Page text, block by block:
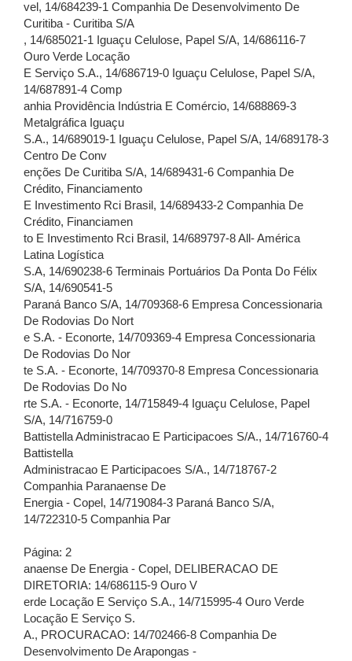
vel, 14/684239-1 Companhia De Desenvolvimento De
Curitiba - Curitiba S/A
, 14/685021-1 Iguaçu Celulose, Papel S/A, 14/686116-7
Ouro Verde Locação
E Serviço S.A., 14/686719-0 Iguaçu Celulose, Papel S/A,
14/687891-4 Comp
anhia Providência Indústria E Comércio, 14/688869-3
Metalgráfica Iguaçu
S.A., 14/689019-1 Iguaçu Celulose, Papel S/A, 14/689178-3
Centro De Conv
enções De Curitiba S/A, 14/689431-6 Companhia De
Crédito, Financiamento
E Investimento Rci Brasil, 14/689433-2 Companhia De
Crédito, Financiamen
to E Investimento Rci Brasil, 14/689797-8 All- América
Latina Logística
S.A, 14/690238-6 Terminais Portuários Da Ponta Do Félix
S/A, 14/690541-5
Paraná Banco S/A, 14/709368-6 Empresa Concessionaria
De Rodovias Do Nort
e S.A. - Econorte, 14/709369-4 Empresa Concessionaria
De Rodovias Do Nor
te S.A. - Econorte, 14/709370-8 Empresa Concessionaria
De Rodovias Do No
rte S.A. - Econorte, 14/715849-4 Iguaçu Celulose, Papel
S/A, 14/716759-0
Battistella Administracao E Participacoes S/A., 14/716760-4
Battistella
Administracao E Participacoes S/A., 14/718767-2
Companhia Paranaense De
Energia - Copel, 14/719084-3 Paraná Banco S/A,
14/722310-5 Companhia Par
Página: 2
anaense De Energia - Copel, DELIBERACAO DE
DIRETORIA: 14/686115-9 Ouro V
erde Locação E Serviço S.A., 14/715995-4 Ouro Verde
Locação E Serviço S.
A., PROCURACAO: 14/702466-8 Companhia De
Desenvolvimento De Arapongas -